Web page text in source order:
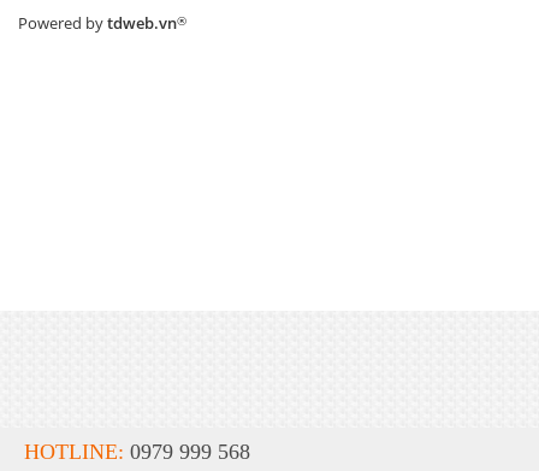
Powered bytdweb.vn®
HOTLINE: 0979 999 568